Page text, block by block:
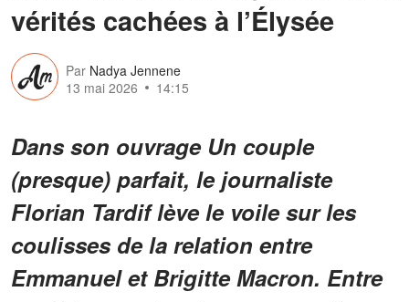
vérités cachées à l’Élysée
Par Nadya Jennene
13 mai 2026
14:15
Dans son ouvrage Un couple
(presque) parfait, le journaliste
Florian Tardif lève le voile sur les
coulisses de la relation entre
Emmanuel et Brigitte Macron. Entre